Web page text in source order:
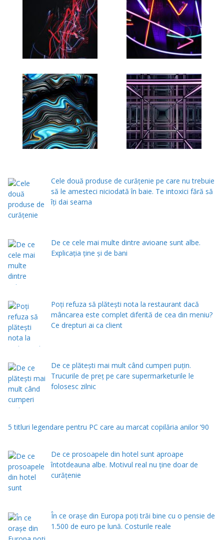
Cele două produse de curăţenie pe care nu trebuie
să le amesteci niciodată în baie. Te intoxici fără să
îţi dai seama
De ce cele mai multe dintre avioane sunt albe.
Explicația ține și de bani
Poți refuza să plătești nota la restaurant dacă
mâncarea este complet diferită de cea din meniu?
Ce drepturi ai ca client
De ce plătești mai mult când cumperi puțin.
Trucurile de preț pe care supermarketurile le
folosesc zilnic
5 titluri legendare pentru PC care au marcat copilăria anilor ’90
De ce prosoapele din hotel sunt aproape
întotdeauna albe. Motivul real nu ține doar de
curățenie
În ce orașe din Europa poți trăi bine cu o pensie de
1.500 de euro pe lună. Costurile reale